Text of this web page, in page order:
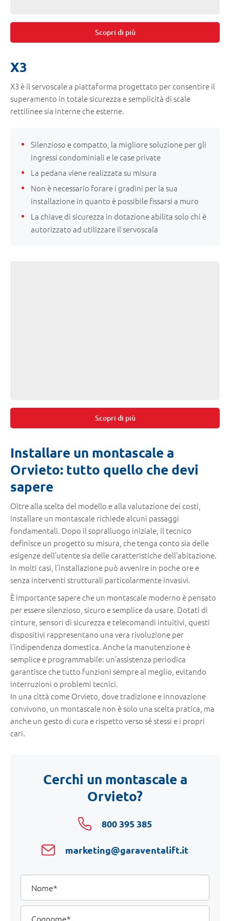
Scopri di più
X3
X3 è il servoscale a piattaforma progettato per consentire il
superamento in totale sicurezza e semplicità di scale
rettilinee sia interne che esterne.
Silenzioso e compatto, la migliore soluzione per gli
ingressi condominiali e le case private
La pedana viene realizzata su misura
Non è necessario forare i gradini per la sua
installazione in quanto è possibile fissarsi a muro
La chiave di sicurezza in dotazione abilita solo chi è
autorizzato ad utilizzare il servoscala
Scopri di più
Installare un montascale a
Orvieto: tutto quello che devi
sapere
Oltre alla scelta del modello e alla valutazione dei costi,
installare un montascale richiede alcuni passaggi
fondamentali. Dopo il sopralluogo iniziale, il tecnico
definisce un progetto su misura, che tenga conto sia delle
esigenze dell’utente sia delle caratteristiche dell’abitazione.
In molti casi, l’installazione può avvenire in poche ore e
senza interventi strutturali particolarmente invasivi.
È importante sapere che un montascale moderno è pensato
per essere silenzioso, sicuro e semplice da usare. Dotati di
cinture, sensori di sicurezza e telecomandi intuitivi, questi
dispositivi rappresentano una vera rivoluzione per
l’indipendenza domestica. Anche la manutenzione è
semplice e programmabile: un’assistenza periodica
garantisce che tutto funzioni sempre al meglio, evitando
interruzioni o problemi tecnici.
In una città come Orvieto, dove tradizione e innovazione
convivono, un montascale non è solo una scelta pratica, ma
anche un gesto di cura e rispetto verso sé stessi e i propri
cari.
Cerchi un montascale a
Orvieto?
800 395 385
marketing@garaventalift.it
I
tuoi
dati
Nome
Cognome